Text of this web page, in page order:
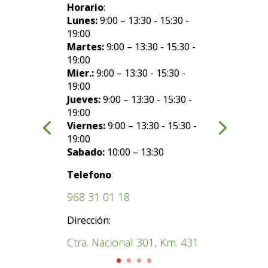
Horario:
Lunes:9:00 – 13:30 - 15:30 -
19:00
Martes:9:00 – 13:30 - 15:30 -
19:00
Mier.:9:00 – 13:30 - 15:30 -
19:00
Jueves:9:00 – 13:30 - 15:30 -
19:00
Viernes:9:00 – 13:30 - 15:30 -
19:00
Sabado: 10:00 – 13:30
Telefono:
968 31 01 18
Dirección:
Ctra. Nacional 301, Km. 431